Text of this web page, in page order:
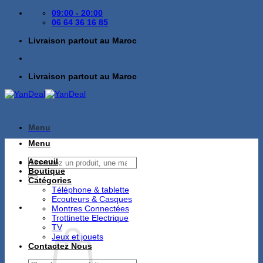
Passer
09:00 - 20:00
06 64 36 16 85
Livraison partout au Maroc
Livraison partout au Maroc
Menu
Recherche
pour :
Menu
Acceuil
Boutique
Catégories
Téléphone & tablette
Ecouteurs & Casques
Montres Connectées
Trottinette Electrique
TV
Jeux et jouets
Contactez Nous